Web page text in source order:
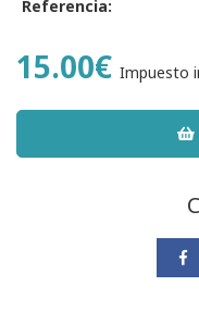
Referencia:
15.00€ Impuesto